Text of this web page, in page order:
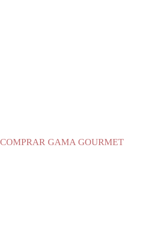
COMPRAR GAMA GOURMET